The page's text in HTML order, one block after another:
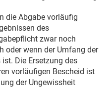
die Abgabe vorläufig
des
zwar noch
oder wenn der Umfang der
Die Ersetzung des
vorläufigen Bescheid ist
der Ungewissheit